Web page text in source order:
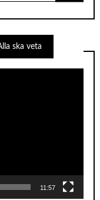
ska veta
11:57